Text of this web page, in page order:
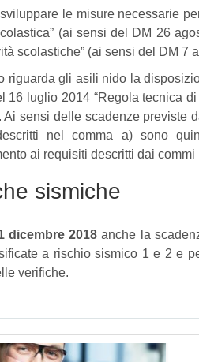
le misure necessarie
(ai sensi del DM 26
scolastiche” (ai sensi del DM 7
riguarda gli asili nido la
16 luglio 2014 “Regola tecnica
Ai sensi delle scadenze previste
nel comma a) sono
ai requisiti descritti dai
sismiche
dicembre 2018 anche la
a rischio sismico 1 e 2 e
verifiche.